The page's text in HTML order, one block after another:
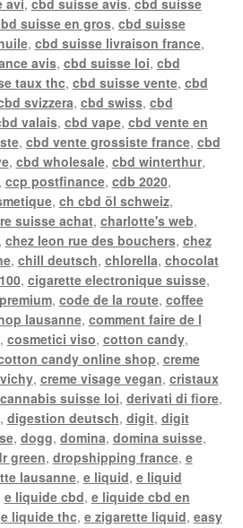
suisse en gros, cbd suisse
, cbd suisse livraison france,
avis, cbd suisse loi, cbd
taux thc, cbd suisse vente, cbd
svizzera, cbd swiss, cbd
valais, cbd vape, cbd vente en
, cbd vente grossiste france, cbd
, cbd wholesale, cbd winterthur,
ccp postfinance, cdb 2020,
, ch cbd öl schweiz,
suisse achat, charlotte's web,
, chez leon rue des bouchers, chez
, chill deutsch, chlorella, chocolat
, cigarette electronique suisse,
, code de la route, coffee
lausanne, comment faire de l
, cosmetici viso, cotton candy,
candy online shop, creme
, creme visage vegan, cristaux
suisse loi, derivati di fiore,
, digestion deutsch, digit, digit
, dogg, domina, domina suisse,
green, dropshipping france, e
lausanne, e liquid, e liquid
e liquide cbd, e liquide cbd en
e liquide thc, e zigarette liquid, easy